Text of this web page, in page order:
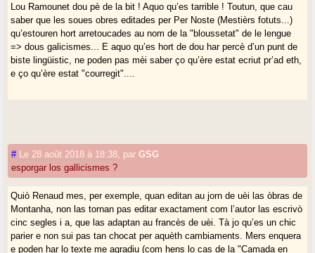
Lou Ramounet dou pè de la bit ! Aquo qu’es tarrible ! Toutun, que cau
saber que les soues obres editades per Per Noste (Mestièrs fotuts...)
qu’estouren hort arretoucades au nom de la "bloussetat" de le lengue
=> dous galicismes... E aquo qu’es hort de dou har percè d’un punt de
biste lingüistic, ne poden pas mèi saber ço qu’ère estat ecriut pr’ad eth,
e ço qu’ère estat "courregit"....
# Le 28 août 2018 à 18:38 parGSG
esporgar los gallicismes ?
Quiò Renaud mes, per exemple, quan editan au jorn de uèi las òbras de
Montanha, non las tornan pas editar exactament com l’autor las escrivò
cinc segles i a, que las adaptan au francès de uèi. Tà jo qu’es un chic
parier e non sui pas tan chocat per aquèth cambiaments. Mers enquera
e poden har lo texte me agradiu (com hens lo cas de la "Camada en